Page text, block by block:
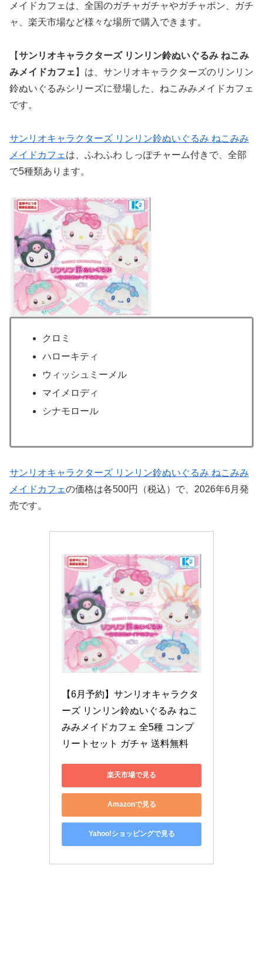
メイドカフェは、全国のガチャガチャやガチャポン、ガチ
ャ、楽天市場など様々な場所で購入できます。
【サンリオキャラクターズ リンリン鈴ぬいぐるみ ねこみ
みメイドカフェ 】は、サンリオキャラクターズのリンリン
鈴ぬいぐるみシリーズに登場した、ねこみみメイドカフェ
です。
サンリオキャラクターズ リンリン鈴ぬいぐるみ ねこみみ
メイドカフェ は、ふわふわ しっぽチャーム付きで、全部
で5種類あります。
クロミ
ハローキティ
ウィッシュミーメル
マイメロディ
シナモロール
サンリオキャラクターズ リンリン鈴ぬいぐるみ ねこみみ
メイドカフェの価格は各500円（税込）で、2026年6月発
売です。
【6月予約】サンリオキャラクタ
ーズ リンリン鈴ぬいぐるみ ねこ
みみメイドカフェ 全5種 コンプ
リートセット ガチャ 送料無料
楽天市場で見る
Amazonで見る
Yahoo!ショッピングで見る